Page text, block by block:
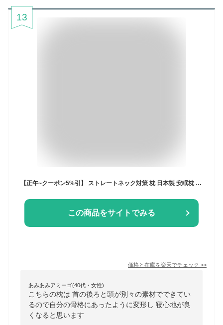
13
【正午~クーポン5%引】 ストレートネック対策 枕 日本製 安眠枕 枕カバー付 高さ調整 洗える 43×63 63 ネックフィット枕 横向き 横寝 首 ネック 頚椎 首こり 肩こり マクラ まくら ピロー 矯正 治療 国産 快眠枕 疲労回復 ストレートネック グッズ
この商品をサイトでみる
価格と在庫を楽天でチェック >>
あみあみアミーゴ(40代・女性)
こちらの枕は 首の後ろと頭が別々の素材でできてい
るので自分の骨格にあったように変形し 寝心地が良
くなると思います